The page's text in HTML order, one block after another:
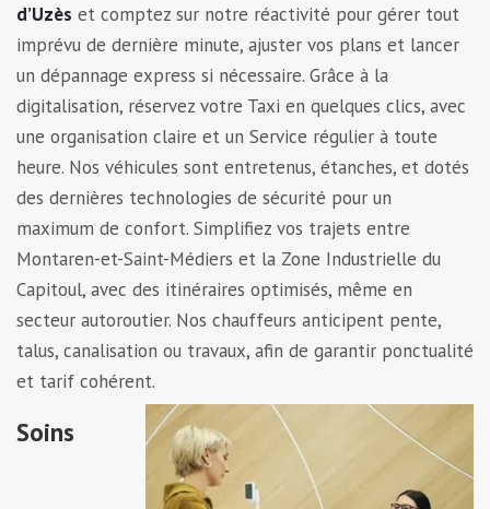
d’Uzès et comptez sur notre réactivité pour gérer tout
imprévu de dernière minute, ajuster vos plans et lancer
un dépannage express si nécessaire. Grâce à la
digitalisation, réservez votre Taxi en quelques clics, avec
une organisation claire et un Service régulier à toute
heure. Nos véhicules sont entretenus, étanches, et dotés
des dernières technologies de sécurité pour un
maximum de confort. Simplifiez vos trajets entre
Montaren-et-Saint-Médiers et la Zone Industrielle du
Capitoul, avec des itinéraires optimisés, même en
secteur autoroutier. Nos chauffeurs anticipent pente,
talus, canalisation ou travaux, afin de garantir ponctualité
et tarif cohérent.
Soins